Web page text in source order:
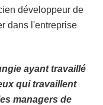
développeur de
dans l'entreprise
ayant travaillé
qui travaillent
managers de